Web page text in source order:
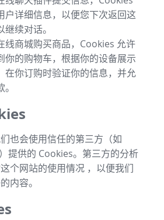
户详细信息，以便您下次返回这
续对话。
线商城购买商品，Cookies 允许
你的购物车，根据你的设备展示
在你订购时验证你的信息，并允
也会使用信任的第三方（如
提供的 Cookies。第三方的分析
个网站的使用情况 ，以便我们
内容。